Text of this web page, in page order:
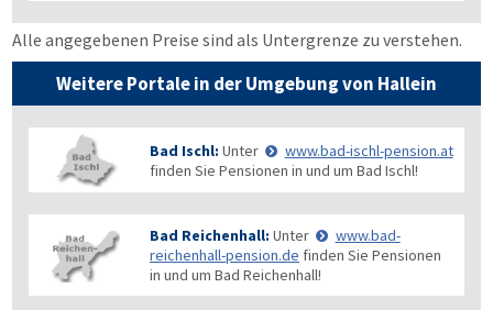
Alle angegebenen Preise sind als Untergrenze zu verstehen.
Weitere Portale in der Umgebung von Hallein
Bad Ischl: Unter
www.bad-ischl-pension.at
finden Sie Pensionen in und um Bad Ischl!
Bad Reichenhall: Unter
www.bad-
reichenhall-pension.de finden Sie Pensionen
in und um Bad Reichenhall!